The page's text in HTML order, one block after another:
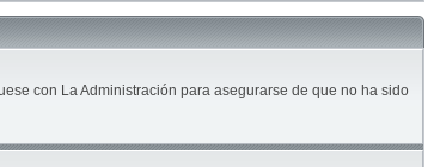
con La Administración para asegurarse de que no ha sido